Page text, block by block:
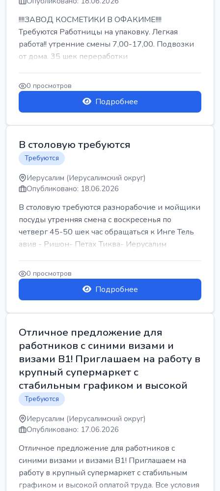
!!!!ЗАВОД КОСМЕТИКИ В ОФАКИМЕ!!!!
Требуются Работницы на упаковку. Легкая
работа!! утренние смены 7,00-17,00. Подвозки
от дома. 35 шек переработки
0 просмотров
Подробнее
В столовую требуются
Требуются
Иерусалим (Иерусалимский округ)
Опубликовано: 18.06.2026
В столовую требуются разнорабочие и мойщики
посуды утренняя смена с воскресенья по
четверг 45-50 шек час обращаться к Инге Тель
авив - Ришон- Петах Тиква- Иерусалим
0 просмотров
Подробнее
Отличное предложение для
работников с синими визами и
визами B1! Приглашаем на работу в
крупный супермаркет с
стабильным графиком и высокой
Требуются
Иерусалим (Иерусалимский округ)
Опубликовано: 17.06.2026
Отличное предложение для работников с
синими визами и визами B1! Приглашаем на
работу в крупный супермаркет с стабильным
графиком и высокой оплатой труда. Все условия